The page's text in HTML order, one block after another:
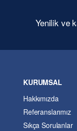
Yenilik ve
KURUMSAL
Hakkımızda
Referanslarımız
Sıkça Sorulanlar